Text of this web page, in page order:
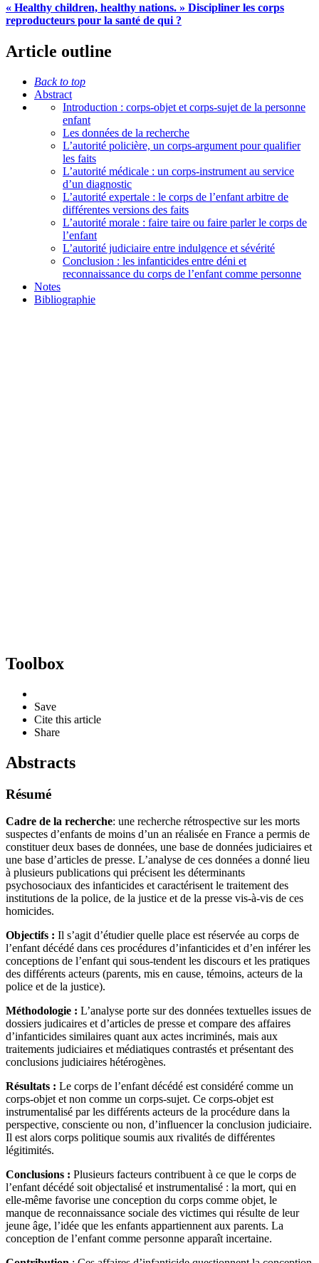
« Healthy children, healthy nations. » Discipliner les corps
reproducteurs pour la santé de qui ?
Article outline
Back to top
Abstract
Introduction : corps-objet et corps-sujet de la personne
enfant
Les données de la recherche
L’autorité policière, un corps-argument pour qualifier
les faits
L’autorité médicale : un corps-instrument au service
d’un diagnostic
L’autorité expertale : le corps de l’enfant arbitre de
différentes versions des faits
L’autorité morale : faire taire ou faire parler le corps de
l’enfant
L’autorité judiciaire entre indulgence et sévérité
Conclusion : les infanticides entre déni et
reconnaissance du corps de l’enfant comme personne
Notes
Bibliographie
Toolbox
Save
Cite this article
Share
Abstracts
Résumé
Cadre de la recherche: une recherche rétrospective sur les morts
suspectes d’enfants de moins d’un an réalisée en France a permis de
constituer deux bases de données, une base de données judiciaires et
une base d’articles de presse. L’analyse de ces données a donné lieu
à plusieurs publications qui précisent les déterminants
psychosociaux des infanticides et caractérisent le traitement des
institutions de la police, de la justice et de la presse vis-à-vis de ces
homicides.
Objectifs : Il s’agit d’étudier quelle place est réservée au corps de
l’enfant décédé dans ces procédures d’infanticides et d’en inférer les
conceptions de l’enfant qui sous-tendent les discours et les pratiques
des différents acteurs (parents, mis en cause, témoins, acteurs de la
police et de la justice).
Méthodologie : L’analyse porte sur des données textuelles issues de
dossiers judicaires et d’articles de presse et compare des affaires
d’infanticides similaires quant aux actes incriminés, mais aux
traitements judiciaires et médiatiques contrastés et présentant des
conclusions judiciaires hétérogènes.
Résultats : Le corps de l’enfant décédé est considéré comme un
corps-objet et non comme un corps-sujet. Ce corps-objet est
instrumentalisé par les différents acteurs de la procédure dans la
perspective, consciente ou non, d’influencer la conclusion judiciaire.
Il est alors corps politique soumis aux rivalités de différentes
légitimités.
Conclusions : Plusieurs facteurs contribuent à ce que le corps de
l’enfant décédé soit objectalisé et instrumentalisé : la mort, qui en
elle-même favorise une conception du corps comme objet, le
manque de reconnaissance sociale des victimes qui résulte de leur
jeune âge, l’idée que les enfants appartiennent aux parents. La
conception de l’enfant comme personne apparaît incertaine.